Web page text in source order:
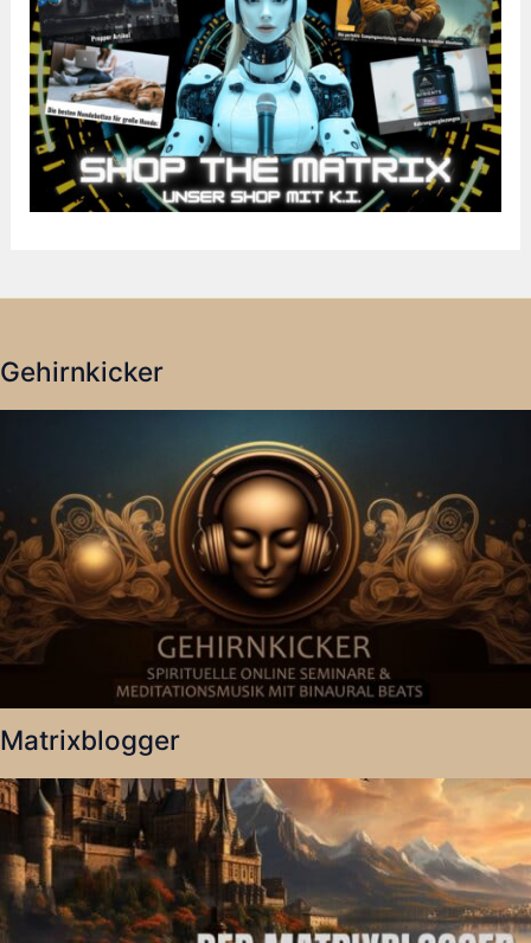
Gehirnkicker
Matrixblogger